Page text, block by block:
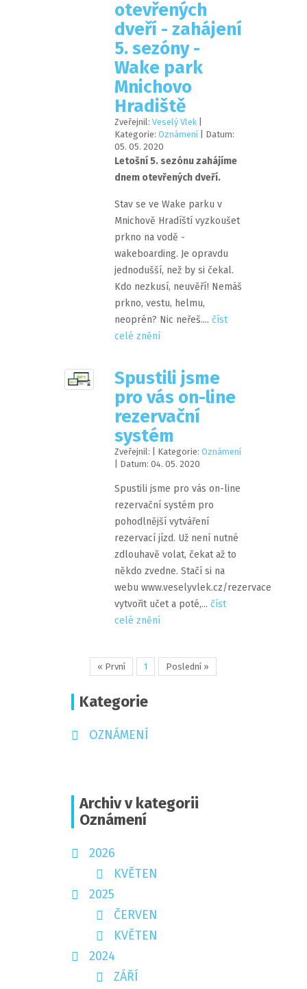
otevřených
dveří - zahájení
5. sezóny -
Wake park
Mnichovo
Hradiště
Zveřejnil: Veselý Vlek|
Kategorie: Oznámení| Datum:
05. 05. 2020
Letošní 5. sezónu zahájíme
dnem otevřených dveří.
Stav se ve Wake parku v
Mnichově Hradíští vyzkoušet
prkno na vodě -
wakeboarding. Je opravdu
jednodušší, než by si čekal.
Kdo nezkusí, neuvěří! Nemáš
prkno, vestu, helmu,
neoprén? Nic neřeš.... číst
celé znění
Spustili jsme
pro vás on-line
rezervační
systém
Zveřejnil: | Kategorie: Oznámení
| Datum: 04. 05. 2020
Spustili jsme pro vás on-line
rezervační systém pro
pohodlnější vytváření
rezervací jízd. Už není nutné
zdlouhavě volat, čekat až to
někdo zvedne. Stačí si na
webu www.veselyvlek.cz/rezervace
vytvořit učet a poté,... číst
celé znění
« První 1 Poslední »
Kategorie
OZNÁMENÍ
Archiv v kategorii
Oznámení
2026
KVĚTEN
2025
ČERVEN
KVĚTEN
2024
ZÁŘÍ